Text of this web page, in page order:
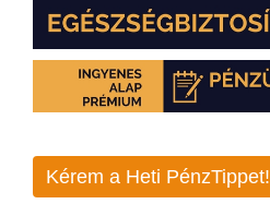
Kérem a Heti PénzTippet!